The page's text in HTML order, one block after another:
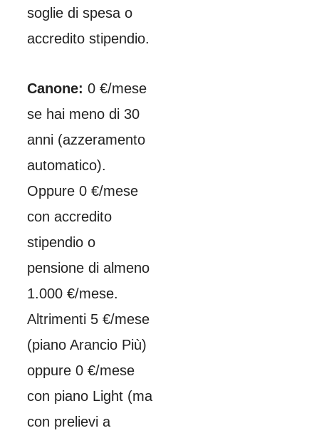
soglie di spesa o
accredito stipendio.
Canone: 0 €/mese
se hai meno di 30
anni (azzeramento
automatico).
Oppure 0 €/mese
con accredito
stipendio o
pensione di almeno
1.000 €/mese.
Altrimenti 5 €/mese
(piano Arancio Più)
oppure 0 €/mese
con piano Light (ma
con prelievi a